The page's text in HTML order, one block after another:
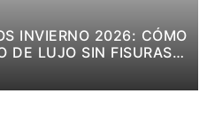
INVIERNO 2026: CÓMO
DE LUJO SIN FISURAS